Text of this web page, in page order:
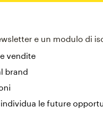
e un modulo di
vendite
brand
le future